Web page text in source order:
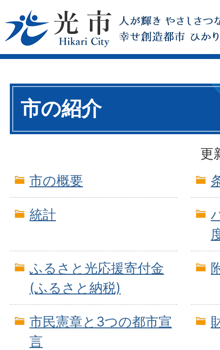
市の紹介
更
市の概要
統計
ふるさと光応援寄付金
(ふるさと納税)
市民憲章と3つの都市宣
言